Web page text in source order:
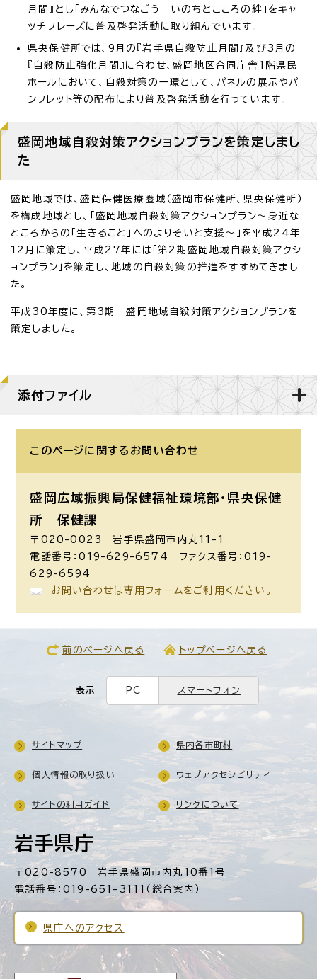
月間』とし「みんなでつなごう いのちとこころの絆」をキャ
ッチフレーズに普及啓発活動に取り組んでいます。
県央保健所では、9月の『岩手県自殺防止月間』及び3月の
『自殺防止強化月間』に合わせ、盛岡地区合同庁舎1階県民
ホールにおいて、自殺対策の一環として、パネルの展示やパ
ンフレット等の配布により普及啓発活動を行っています。
盛岡地域自殺対策アクションプランを策定しまし
た
盛岡地域では、盛岡保健医療圏域（盛岡市保健所、県央保健所）
を構成地域とし、「盛岡地域自殺対策アクションプラン～身近な
ところからの「生きること」へのよりそいと支援～」を平成24年
12月に策定し、平成27年には「第2期盛岡地域自殺対策アクシ
ョンプラン」を策定し、地域の自殺対策の推進をすすめてきまし
た。
平成30年度に、第3期 盛岡地域自殺対策アクションプランを
策定しました。
添付ファイル
このページに関する お問い合わせ
盛岡広域振興局保健福祉環境部・県央保健
所 保健課
〒020-0023 岩手県盛岡市内丸11-1
電話番号：019-629-6574 ファクス番号：019-
629-6594
お問い合わせは専用フォームをご利用ください。
前のページへ戻る トップページへ戻る
表示 PC スマートフォン
岩手県庁
〒020-8570 岩手県盛岡市内丸10番1号
電話番号：019-651-3111（総合案内）
県庁へのアクセス
サイトマップ 県内各市町村
個人情報の取り扱い ウェブアクセシビリティ
サイトの利用ガイド リンクについて